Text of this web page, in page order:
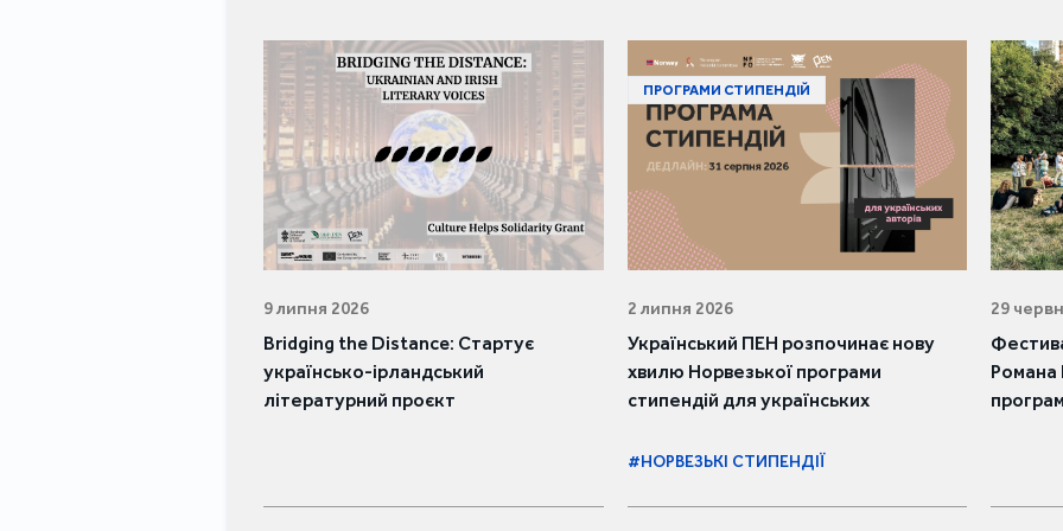
9 липня 2026
Bridging the Distance: Стартує
українсько-ірландський
літературний проєкт
ПРОГРАМИ СТИПЕНДІЙ
2 липня 2026
Український ПЕН розпочинає нову
хвилю Норвезької програми
стипендій для українських
#НОРВЕЗЬКІ СТИПЕНДІЇ
29
Романа